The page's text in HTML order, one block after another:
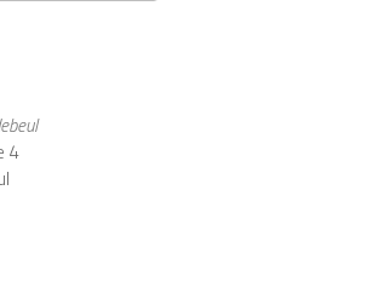
4